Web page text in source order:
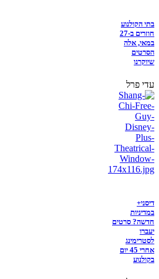
בתי הקולנוע
חוזרים ב-27
במאי, אלה
הסרטים
שיוקרנו
עדי פרל
דיסני+
במדיניות
חדשה? סרטים
יעברו
לסטרימינג
אחרי 45 יום
בקולנוע